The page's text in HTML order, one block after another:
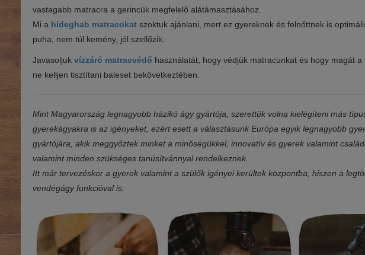
vastagabb matracra a gerincük megfelelő alátámasztásához.
Mi a hideghab matracokat szoktuk ajánlani, mert ez gyereknek és felnőttnek is
puha, nem túl kemény, jól szellőzik.
Javasoljuk vízzáró matracvédő használatát, hogy védjük matracunkat és hogy magát
ne kelljen tisztítani baleset bekövetkeztében.
Mint Magyarország legnagyobb házikó ágy gyártója, szerettük volna kielégíteni más
gyerekágyakra is az igényeket, ezért esett a választásunk Európa egyik legnagyobb
gyártójára, akik meggyőztek minket a minőségükkel, innovatív és gyerek valamint
valamint minden szükséges tanúsítvánnyal rendelkeznek.
Itt már tervezéskor a gyerek valamint a szülők igényei kerültek központba, hiszen a
vendégágy funkcióval is.